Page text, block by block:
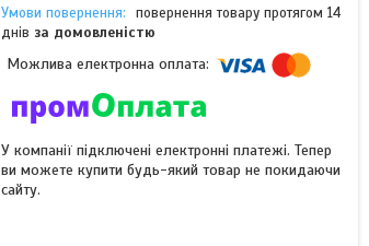
повернення товару протягом 14
днів за домовленістю
У компанії підключені електронні платежі. Тепер
ви можете купити будь-який товар не покидаючи
сайту.